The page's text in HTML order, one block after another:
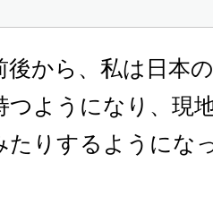
後から、私は日本
つようになり、現
たりするようにな